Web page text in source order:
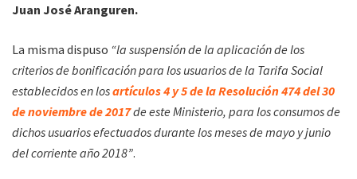
Juan José Aranguren.
La misma dispuso “la suspensión de la aplicación de los
criterios de bonificación para los usuarios de la Tarifa Social
establecidos en losartículos 4 y 5 de la Resolución 474 del 30
de noviembre de 2017de este Ministerio, para los consumos de
dichos usuarios efectuados durante los meses de mayo y junio
del corriente año 2018”.